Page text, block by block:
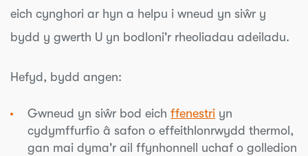
eich cynghori ar hyn a helpu i wneud yn siŵr y
bydd y gwerth U yn bodloni'r rheoliadau adeiladu.
Hefyd, bydd angen:
Gwneud yn siŵr bod eich ffenestri yn
cydymffurfio â safon o effeithlonrwydd thermol,
gan mai dyma'r ail ffynhonnell uchaf o golledion